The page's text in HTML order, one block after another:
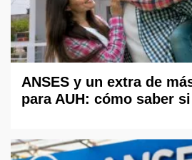
ANSES y un extra de
para AUH: cómo saber